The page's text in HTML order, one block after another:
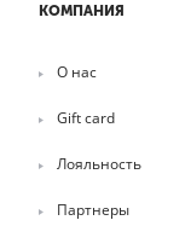
КОМПАНИЯ
О нас
Gift card
Лояльность
Партнеры